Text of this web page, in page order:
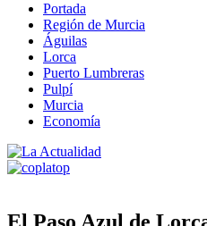
Portada
Región de Murcia
Águilas
Lorca
Puerto Lumbreras
Pulpí
Murcia
Economía